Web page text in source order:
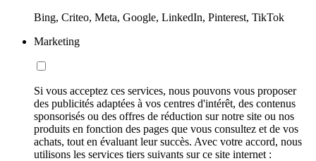
Bing, Criteo, Meta, Google, LinkedIn, Pinterest, TikTok
Marketing
Si vous acceptez ces services, nous pouvons vous proposer
des publicités adaptées à vos centres d'intérêt, des contenus
sponsorisés ou des offres de réduction sur notre site ou nos
produits en fonction des pages que vous consultez et de vos
achats, tout en évaluant leur succès. Avec votre accord, nous
utilisons les services tiers suivants sur ce site internet :